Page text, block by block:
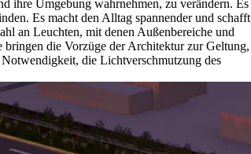
ihre Umgebung wahrnehmen, zu verändern. Es
Es macht den Alltag spannender und schafft
an Leuchten, mit denen Außenbereiche und
die Vorzüge der Architektur zur Geltung,
die Lichtverschmutzung des